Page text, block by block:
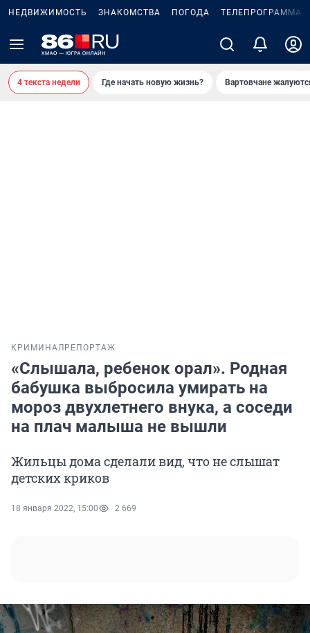
НЕДВИЖИМОСТЬ ЗНАКОМСТВА ПОГОДА ТЕЛЕПРОГРАММА
4 текста недели Где начать новую жизнь? Вартовчане
КРИМИНАЛ РЕПОРТАЖ
«Слышала, ребенок орал». Родная
бабушка выбросила умирать на
мороз двухлетнего внука, а соседи
на плач малыша не вышли
Жильцы дома сделали вид, что не слышат
детских криков
18 января 2022, 15:00 2 669